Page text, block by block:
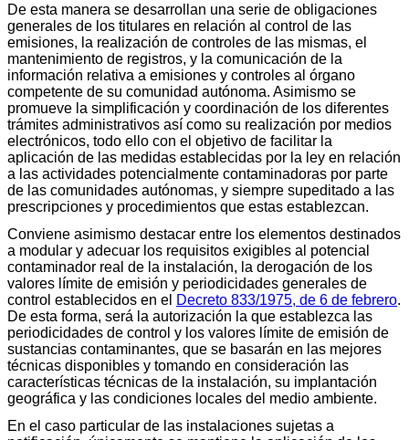
De esta manera se desarrollan una serie de obligaciones
generales de los titulares en relación al control de las
emisiones, la realización de controles de las mismas, el
mantenimiento de registros, y la comunicación de la
información relativa a emisiones y controles al órgano
competente de su comunidad autónoma. Asimismo se
promueve la simplificación y coordinación de los diferentes
trámites administrativos así como su realización por medios
electrónicos, todo ello con el objetivo de facilitar la
aplicación de las medidas establecidas por la ley en relación
a las actividades potencialmente contaminadoras por parte
de las comunidades autónomas, y siempre supeditado a las
prescripciones y procedimientos que estas establezcan.
Conviene asimismo destacar entre los elementos destinados
a modular y adecuar los requisitos exigibles al potencial
contaminador real de la instalación, la derogación de los
valores límite de emisión y periodicidades generales de
control establecidos en el Decreto 833/1975, de 6 de febrero.
De esta forma, será la autorización la que establezca las
periodicidades de control y los valores límite de emisión de
sustancias contaminantes, que se basarán en las mejores
técnicas disponibles y tomando en consideración las
características técnicas de la instalación, su implantación
geográfica y las condiciones locales del medio ambiente.
En el caso particular de las instalaciones sujetas a